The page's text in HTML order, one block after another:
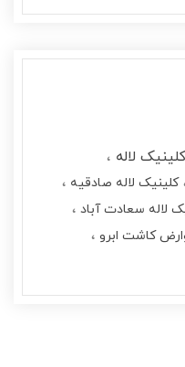
کلینیک لاله
کلینیک لاله صادقیه
لاله سعادت آباد
کاشت ابرو